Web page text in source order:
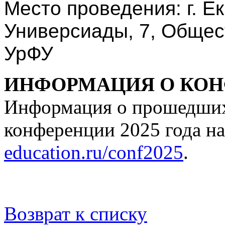
Место проведения: г.
Универсиады, 7,
УрФУ
ИНФОРМАЦИЯ О
Информация о
конференции 2025 года
education.ru/conf2025.
Возврат к списку